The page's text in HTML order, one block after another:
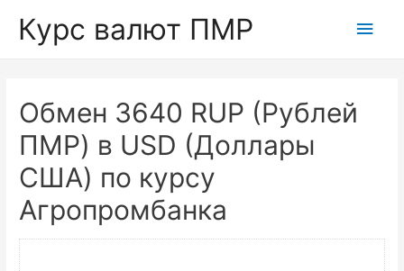
Курс валют ПМР
Обмен 3640 RUP (Рублей
ПМР) в USD (Доллары
США) по курсу
Агропромбанка